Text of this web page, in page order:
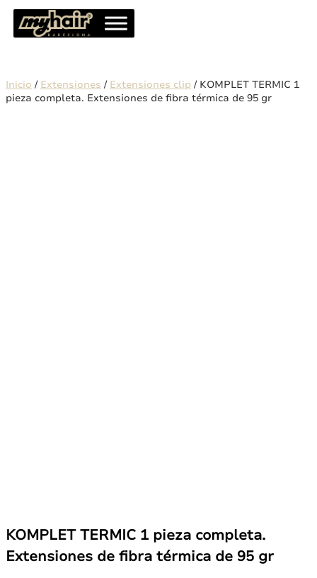
Inicio / Extensiones / Extensiones clip / KOMPLET TERMIC 1
pieza completa. Extensiones de fibra térmica de 95 gr
KOMPLET TERMIC 1 pieza completa.
Extensiones de fibra térmica de 95 gr